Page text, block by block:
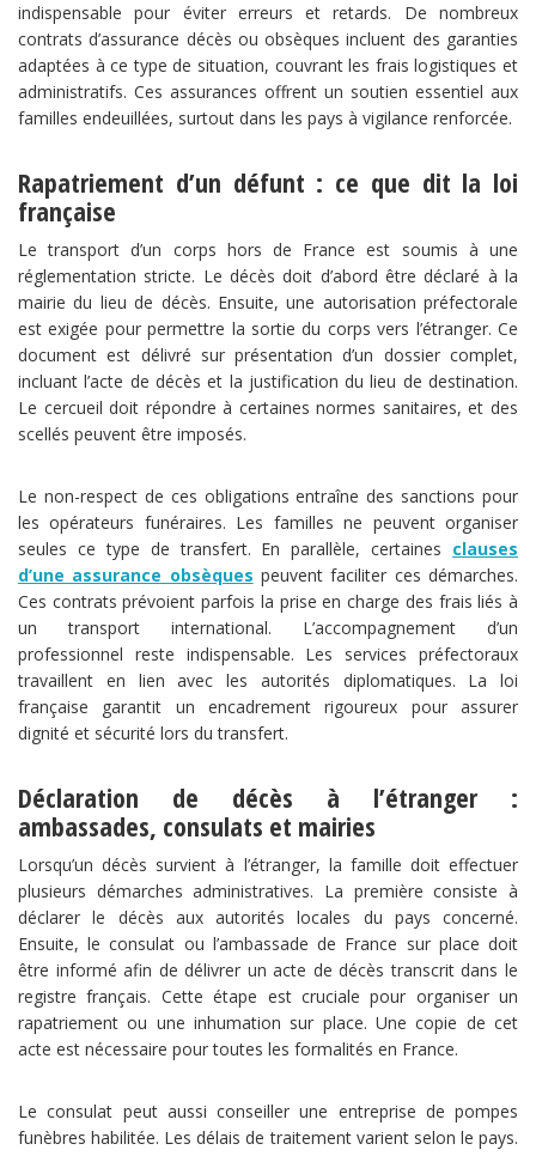
indispensable pour éviter erreurs et retards. De nombreux
contrats d’assurance décès ou obsèques incluent des garanties
adaptées à ce type de situation, couvrant les frais logistiques et
administratifs. Ces assurances offrent un soutien essentiel aux
familles endeuillées, surtout dans les pays à vigilance renforcée.
Rapatriement d’un défunt : ce que dit la loi
française
Le transport d’un corps hors de France est soumis à une
réglementation stricte. Le décès doit d’abord être déclaré à la
mairie du lieu de décès. Ensuite, une autorisation préfectorale
est exigée pour permettre la sortie du corps vers l’étranger. Ce
document est délivré sur présentation d’un dossier complet,
incluant l’acte de décès et la justification du lieu de destination.
Le cercueil doit répondre à certaines normes sanitaires, et des
scellés peuvent être imposés.
Le non-respect de ces obligations entraîne des sanctions pour
les opérateurs funéraires. Les familles ne peuvent organiser
seules ce type de transfert. En parallèle, certaines clauses
d’une assurance obsèques peuvent faciliter ces démarches.
Ces contrats prévoient parfois la prise en charge des frais liés à
un transport international. L’accompagnement d’un
professionnel reste indispensable. Les services préfectoraux
travaillent en lien avec les autorités diplomatiques. La loi
française garantit un encadrement rigoureux pour assurer
dignité et sécurité lors du transfert.
Déclaration de décès à l’étranger :
ambassades, consulats et mairies
Lorsqu’un décès survient à l’étranger, la famille doit effectuer
plusieurs démarches administratives. La première consiste à
déclarer le décès aux autorités locales du pays concerné.
Ensuite, le consulat ou l’ambassade de France sur place doit
être informé afin de délivrer un acte de décès transcrit dans le
registre français. Cette étape est cruciale pour organiser un
rapatriement ou une inhumation sur place. Une copie de cet
acte est nécessaire pour toutes les formalités en France.
Le consulat peut aussi conseiller une entreprise de pompes
funèbres habilitée. Les délais de traitement varient selon le pays.